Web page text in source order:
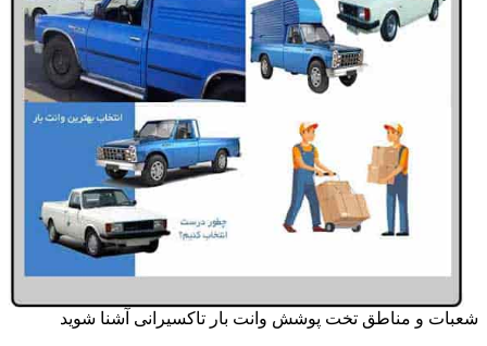
شعبات و مناطق تخت پوشش وانت بار تاکسیرانی آشنا شوید